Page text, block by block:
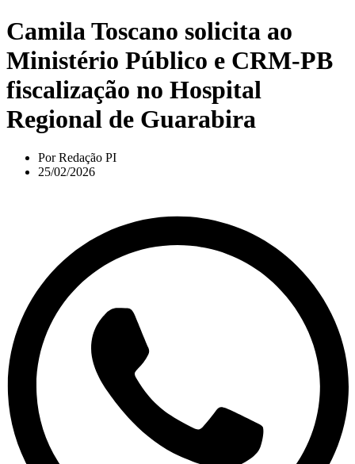
Camila Toscano solicita ao
Ministério Público e CRM-PB
fiscalização no Hospital
Regional de Guarabira
PorRedação PI
25/02/2026